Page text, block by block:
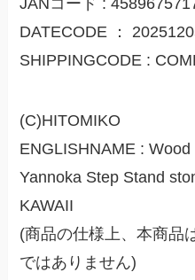
JANコード :
DATECODE ：
SHIPPINGCODE :
(C)HITOMIKO
ENGLISHNAME :
Yannoka Step Stand
KAWAII
(商品の仕様上、本商品
ではありません)